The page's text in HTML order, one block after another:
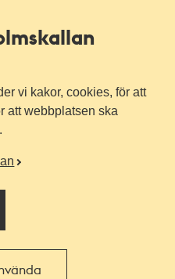
vi kakor, cookies, för att
att webbplatsen ska